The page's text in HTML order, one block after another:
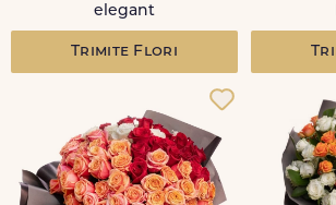
elegant
Trimite Flori